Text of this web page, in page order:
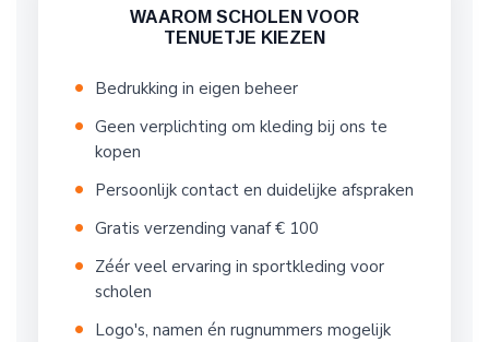
WAAROM SCHOLEN VOOR
TENUETJE KIEZEN
Bedrukking in eigen beheer
Geen verplichting om kleding bij ons te
kopen
Persoonlijk contact en duidelijke afspraken
Gratis verzending vanaf € 100
Zéér veel ervaring in sportkleding voor
scholen
Logo's, namen én rugnummers mogelijk